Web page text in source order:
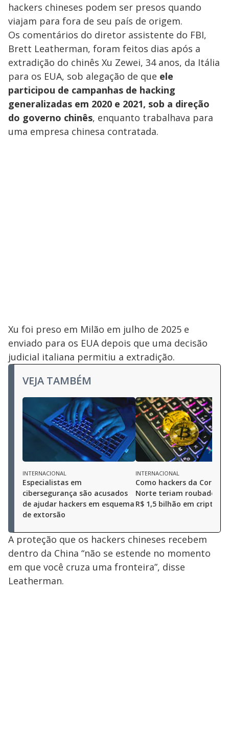
hackers chineses podem ser presos quando
viajam para fora de seu país de origem.
Os comentários do diretor assistente do FBI,
Brett Leatherman, foram feitos dias após a
extradição do chinês Xu Zewei, 34 anos, da Itália
para os EUA, sob alegação de que ele
participou de campanhas de hacking
generalizadas em 2020 e 2021, sob a direção
do governo chinês, enquanto trabalhava para
uma empresa chinesa contratada.
Xu foi preso em Milão em julho de 2025 e
enviado para os EUA depois que uma decisão
judicial italiana permitiu a extradição.
VEJA TAMBÉM
INTERNACIONAL
Especialistas em
cibersegurança são acusados
de ajudar hackers em esquema
de extorsão
INTERNACIONAL
Como hackers da Coreia
Norte teriam roubado
R$ 1,5 bilhão em
A proteção que os hackers chineses recebem
dentro da China “não se estende no momento
em que você cruza uma fronteira”, disse
Leatherman.